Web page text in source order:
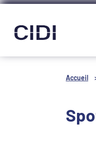
Panneau de gestion des
Accueil